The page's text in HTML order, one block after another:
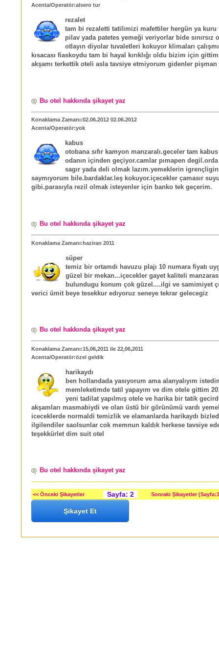
Acenta/Operatör:alsero tur
rezalet
tam bi rezaletti tatilimizi mafettiler hergün ya kuru
pilav yada patetes yemeği veriyorlar bide sınırsız
otlayın diyolar tuvaletleri kokuyor klimaları
kısacası fiaskoydu tam bi hayal kırıklığı oldu bizim için
akşamı terkettik oteli asla tavsiye etmiyorum gidenler pişman
Bu otel hakkında şikayet yaz
Konaklama Zamanı:02.06.2012 02.06.2012
Acenta/Operatör:yok
kabus
otobana sıfır kamyon manzaralı.geceler tam kabus
odanın içinden geçiyor.camlar pımapen
sagır yada deli olmak lazım.yemeklerin
saymıyorum bile.bardaklar.leş kokuyor.içecekler çamasır
gibi.parasıyla rezil olmak isteyenler için banko tek geçerim.
Bu otel hakkında şikayet yaz
Konaklama Zamanı:haziran 2011
süper
temiz bir ortamdı havuzu plajı 10 numara fiyatı
güzel bir mekan...içecekler gayet kaliteli
bulundugu konum çok güzel....ilgi ve samimiyet
verici ümit beye tesekkur edıyoruz seneye tekrar gelecegiz
Bu otel hakkında şikayet yaz
Konaklama Zamanı:15,06,2011 ile 22,06,2011
Acenta/Operatör:özel geldik
harikaydı
ben hollandada yasıyorum ama alanyalıyım
memleketimde tatil yapayım ve dim otele gittim
yeni tadilat yapılmış otele ve harika bir tatik
akşamları masmabiydi ve olan üstü bir görünümü vardı
iceceklerde normaldi temizlik ve elamanlarda harikaydı
ilgilendiler saolsunlar cok memnun kaldık herkese tavsiye
teşekkürlet dim suit otel
Bu otel hakkında şikayet yaz
<< Önceki Şikayetler Sayfa: 2 Sonraki Şikayetler
Şikayet Et